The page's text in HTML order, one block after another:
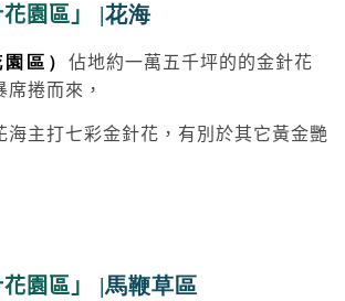
花園區」 |花海
區） 佔地約一萬五千坪的的金針花
捲而來，
海主打七彩金針花，有別於其它黃金艷
花園區」 |馬鞭草區